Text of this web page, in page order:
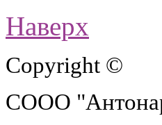
Наверх
Copyright ©
СООО